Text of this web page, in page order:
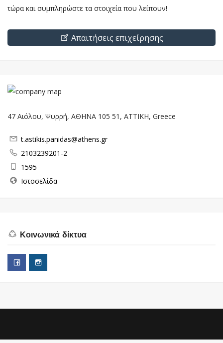
τώρα και συμπληρώστε τα στοιχεία που λείπουν!
Απαιτήσεις επιχείρησης
47 Αιόλου, Ψυρρή, ΑΘΗΝΑ 105 51, ΑΤΤΙΚΗ, Greece
t.astikis.panidas@athens.gr
2103239201-2
1595
Ιστοσελίδα
Κοινωνικά δίκτυα